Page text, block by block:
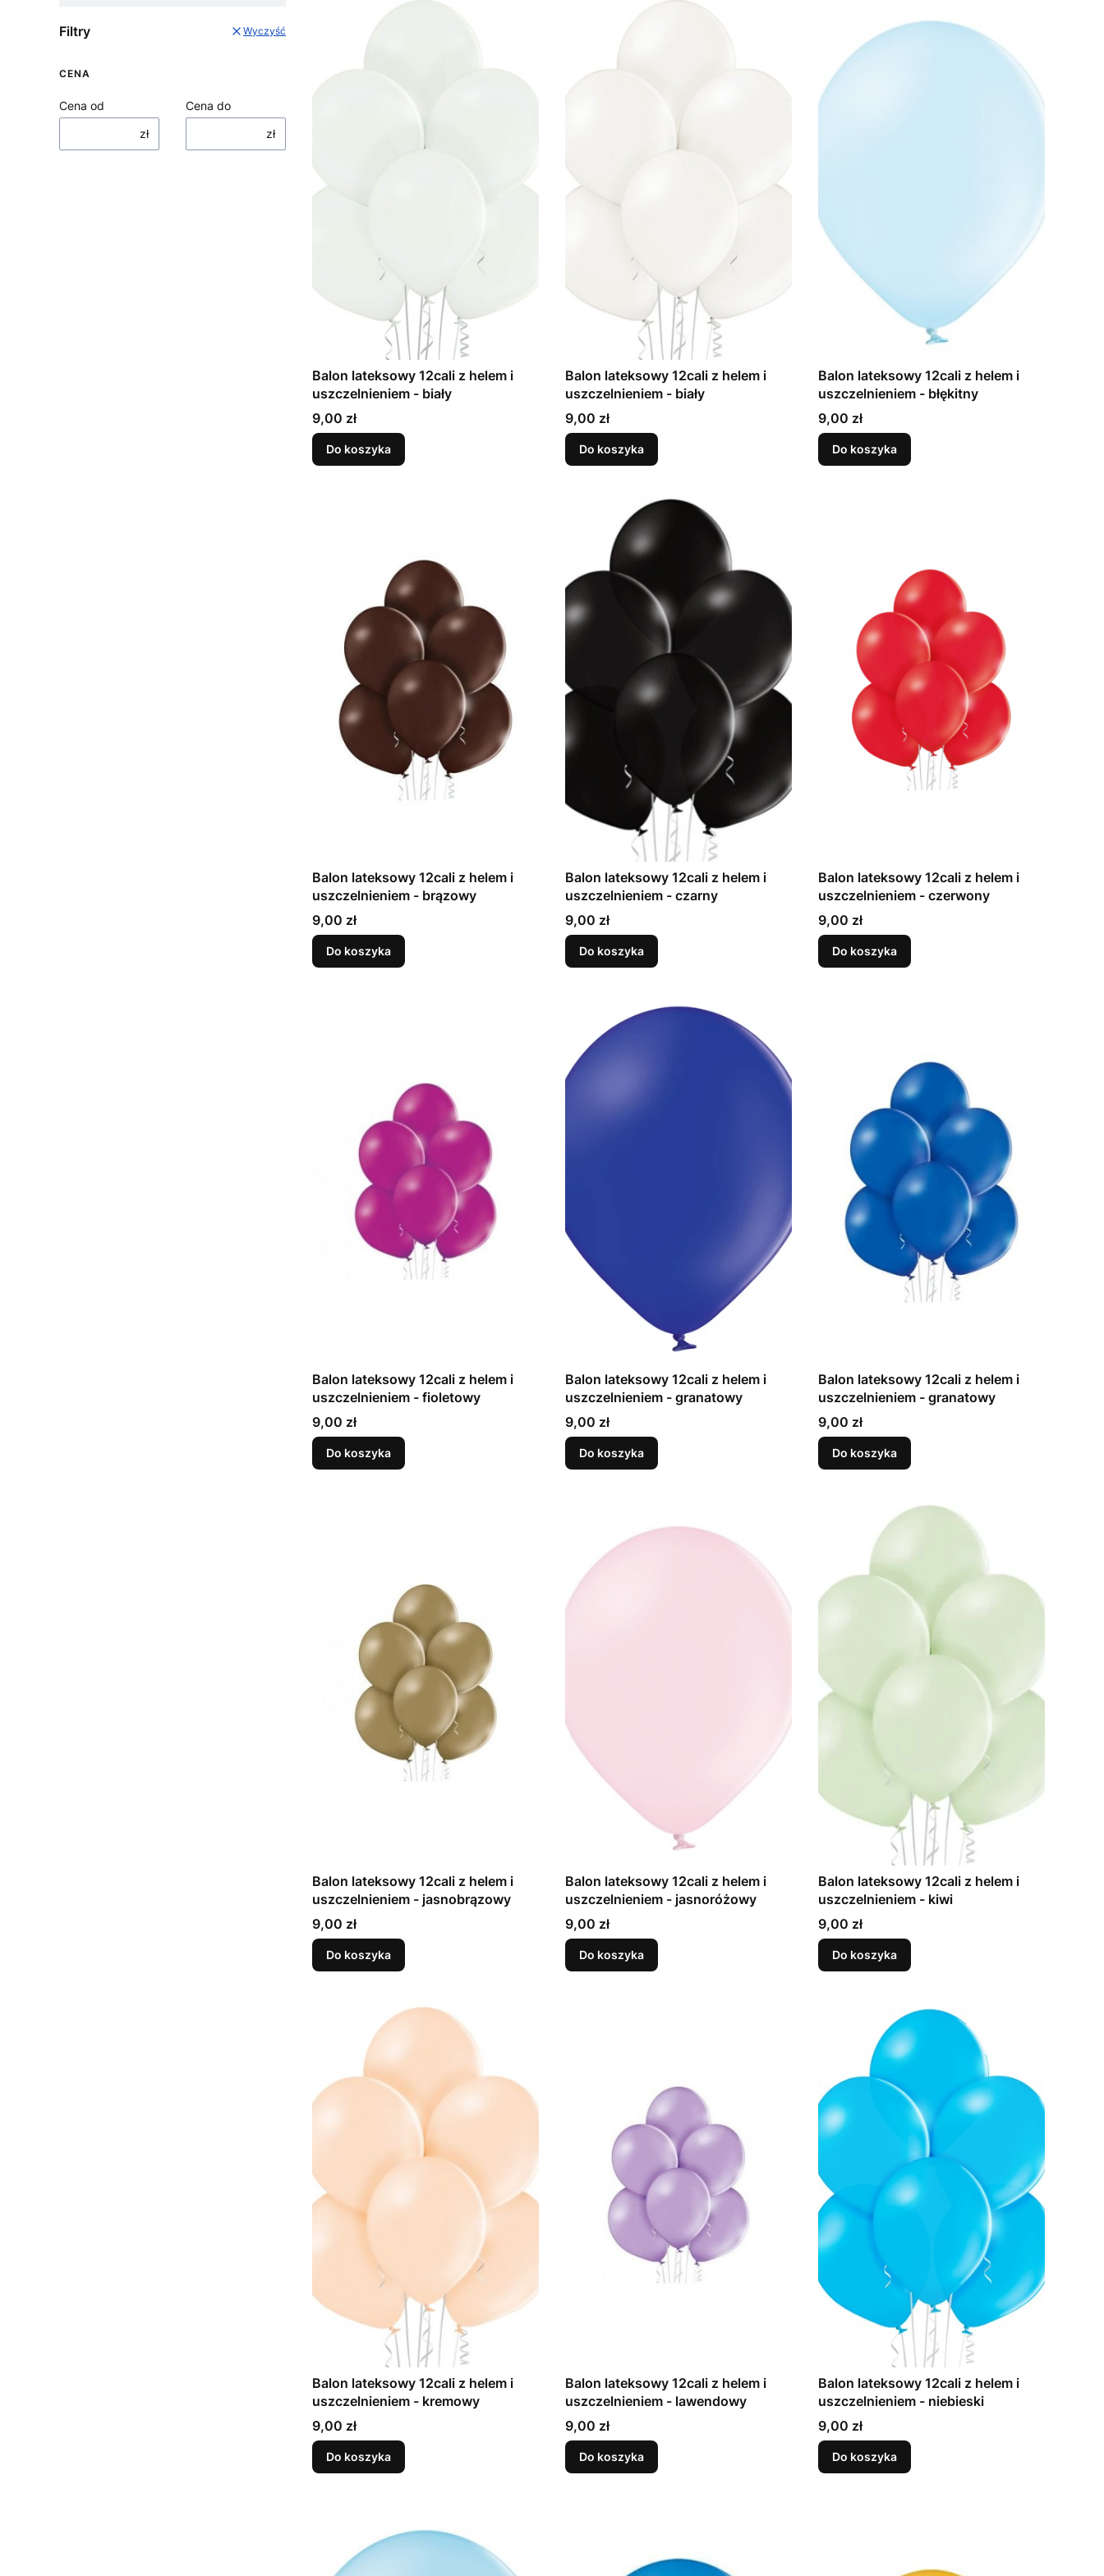
Filtry Wyczyść
CENA
Cena od
zł
Cena do
zł
Balon lateksowy 12cali z helem i
uszczelnieniem - biały
Cena
9,00 zł
Do koszyka
Balon lateksowy 12cali z helem i
uszczelnieniem - biały
Cena
9,00 zł
Do koszyka
Balon lateksowy 12cali z helem i
uszczelnieniem - błękitny
Cena
9,00 zł
Do koszyka
Balon lateksowy 12cali z helem i
uszczelnieniem - brązowy
Cena
9,00 zł
Do koszyka
Balon lateksowy 12cali z helem i
uszczelnieniem - czarny
Cena
9,00 zł
Do koszyka
Balon lateksowy 12cali z helem i
uszczelnieniem - czerwony
Cena
9,00 zł
Do koszyka
Balon lateksowy 12cali z helem i
uszczelnieniem - fioletowy
Cena
9,00 zł
Do koszyka
Balon lateksowy 12cali z helem i
uszczelnieniem - granatowy
Cena
9,00 zł
Do koszyka
Balon lateksowy 12cali z helem i
uszczelnieniem - granatowy
Cena
9,00 zł
Do koszyka
Balon lateksowy 12cali z helem i
uszczelnieniem - jasnobrązowy
Cena
9,00 zł
Do koszyka
Balon lateksowy 12cali z helem i
uszczelnieniem - jasnoróżowy
Cena
9,00 zł
Do koszyka
Balon lateksowy 12cali z helem i
uszczelnieniem - kiwi
Cena
9,00 zł
Do koszyka
Balon lateksowy 12cali z helem i
uszczelnieniem - kremowy
Cena
9,00 zł
Do koszyka
Balon lateksowy 12cali z helem i
uszczelnieniem - lawendowy
Cena
9,00 zł
Do koszyka
Balon lateksowy 12cali z helem i
uszczelnieniem - niebieski
Cena
9,00 zł
Do koszyka